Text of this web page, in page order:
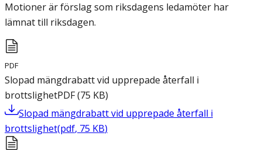
Motioner är förslag som riksdagens ledamöter har
lämnat till riksdagen.
PDF
Slopad mängdrabatt vid upprepade återfall i
brottslighetPDF(75 KB)
Slopad mängdrabatt vid upprepade återfall i
brottslighet(pdf, 75 KB)